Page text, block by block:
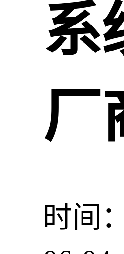
系
厂
时间